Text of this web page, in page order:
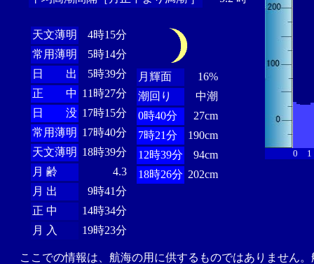
天文薄明
4時15分
常用薄明
5時14分
日 出
5時39分
正 中 11時27分
日 没 17時15分
常用薄明 17時40分
天文薄明 18時39分
月 齢
4.3
月 出
9時41分
正 中
14時34分
月 入
19時23分
月輝面
16%
潮回り
中潮
0時40分
27cm
7時21分
190cm
12時39分
94cm
18時26分 202cm
0 1
ここでの情報は、航海の用に供するものではありません